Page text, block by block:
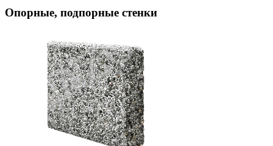
Опорные, подпорные стенки